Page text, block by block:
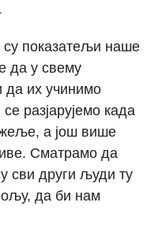
су показатељи наше
да у свему
да их учинимо
разјарујемо када
а још више
Сматрамо да
сви други људи ту
да би нам